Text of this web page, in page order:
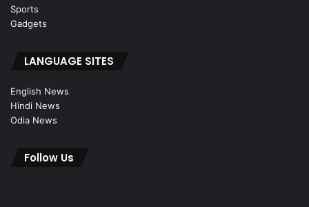
Sports
Gadgets
LANGUAGE SITES
English News
Hindi News
Odia News
Follow Us